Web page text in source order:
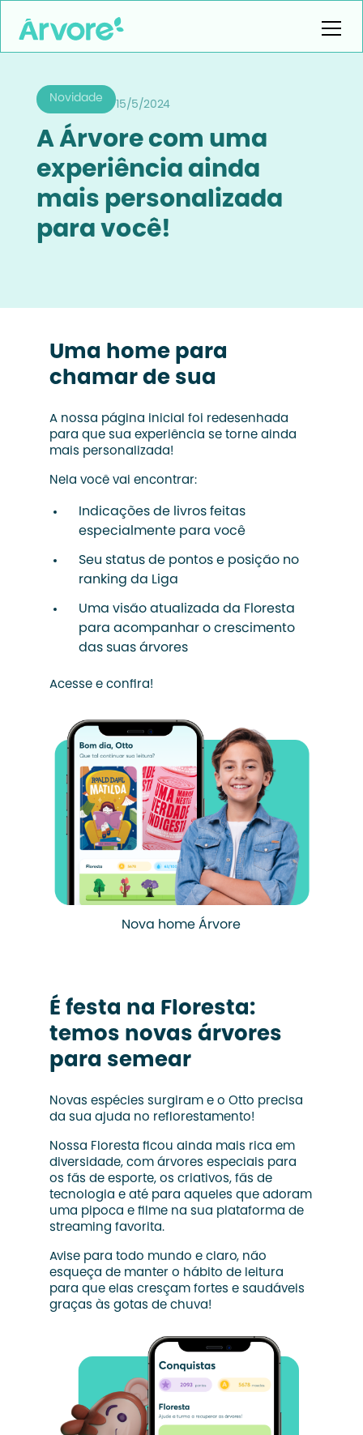
Novidade
15/5/2024
A Árvore com uma
experiência ainda
mais personalizada
para você!
Uma home para
chamar de sua
A nossa página inicial foi redesenhada
para que sua experiência se torne ainda
mais personalizada!
Nela você vai encontrar:
Indicações de livros feitas
especialmente para você
Seu status de pontos e posição no
ranking da Liga
Uma visão atualizada da Floresta
para acompanhar o crescimento
das suas árvores
Acesse e confira!
Nova home Árvore
É festa na Floresta:
temos novas árvores
para semear
Novas espécies surgiram e o Otto precisa
da sua ajuda no reflorestamento!
Nossa Floresta ficou ainda mais rica em
diversidade, com árvores especiais para
os fãs de esporte, os criativos, fãs de
tecnologia e até para aqueles que adoram
uma pipoca e filme na sua plataforma de
streaming favorita.
Avise para todo mundo e claro, não
esqueça de manter o hábito de leitura
para que elas cresçam fortes e saudáveis
graças às gotas de chuva!